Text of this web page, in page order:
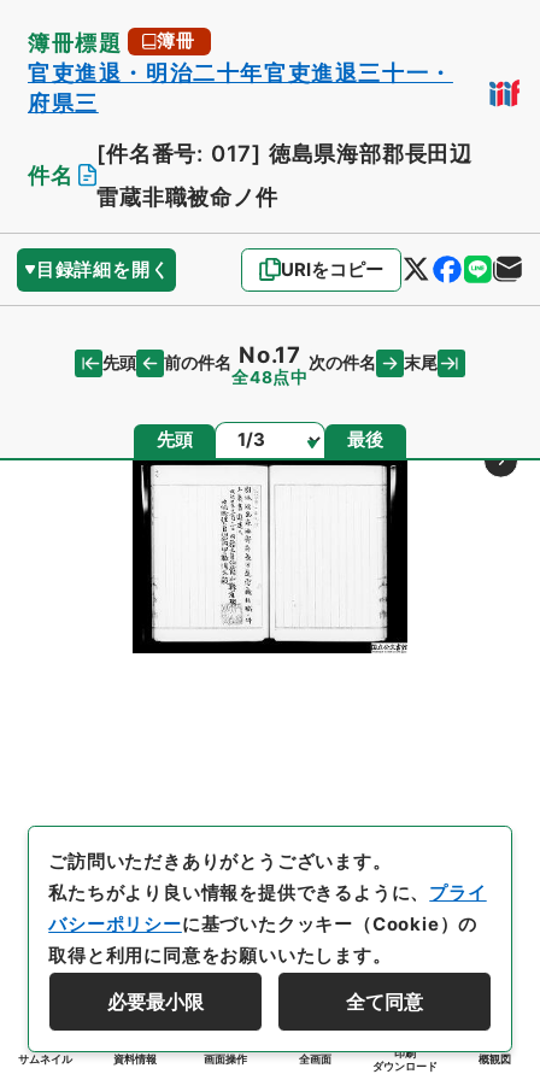
簿冊標題 簿冊
官吏進退・明治二十年官吏進退三十一・
府県三
件名
[件名番号: 017] 徳島県海部郡長田辺
雷蔵非職被命ノ件
目録詳細を開く URIをコピー
先頭 前の件名 No.17
全48点中
次の件名 末尾
先頭 ページ 最後
サムネイル 資料情報 画面操作 全画面
印刷
ダウンロード
概観図
ご訪問いただきありがとうございます。
私たちがより良い情報を提供できるように、 プライ
バシーポリシーに基づいたクッキー（Cookie）の
取得と利用に同意をお願いいたします。
必要最小限 全て同意